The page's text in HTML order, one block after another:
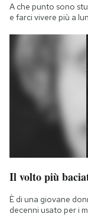
A che punto sono
e farci vivere più a
Il volto più
È di una giovane
decenni usato per i